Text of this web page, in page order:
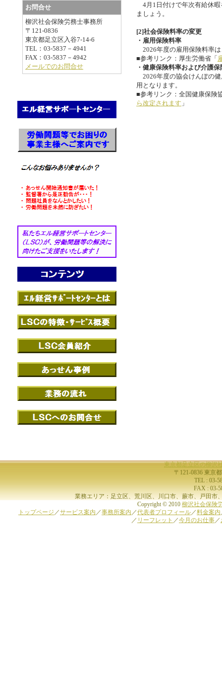
4月1日付けで年次有給休暇
ましょう。
[2]社会保険料率の変更
・雇用保険料率
2026年度の雇用保険料率
■参考リンク：厚生労働省「
・健康保険料率および介護保
2026年度の協会けんぽの
用となります。
■参考リンク：全国健康保険
ら改定されます 」
お問合せ
柳沢社会保険労務士事務所
〒121-0836
東京都足立区入谷7-14-6
TEL：03-5837－4941
FAX：03-5837－4942
メールでのお問合せ
東京都足立区の柳沢
〒121-0836 東京
TEL : 03-
FAX : 03-
業務エリア：足立区、荒川区、川口市、蕨市、戸田市
Copyright © 2010 柳沢社会保険
トップページ ／サービス案内 ／事務所案内 ／代表者プロフィール／料金案内
／ リーフレット ／今月のお仕事／